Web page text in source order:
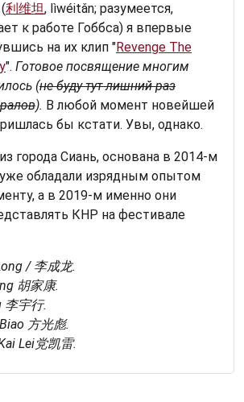
利维坦, lìwéitǎn; разумеется,
к работе Гоббса) я впервые
на их клип "Revenge The
". Готовое посвящение многим
(не буду тут лишний раз
). В любой момент новейшей
бы кстати. Увы, однако.
города Сиань, основана в 2014-м
уже обладали изрядным опытом
а в 2019-м именно они
КНР на фестивале
/ 李成龙.
胡家康.
李宇行.
方光彪.
Lei党凯雷.